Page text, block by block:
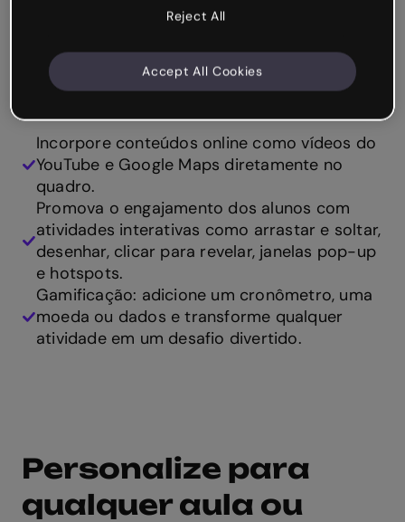
permitindo que os alunos cliquem e façam as
um único link, então você não precisa se
preocupar que os alunos se percam ou se
Incorpore conteúdos online como vídeos do
YouTube e Google Maps diretamente no
quadro.
Promova o engajamento dos alunos com
atividades interativas como arrastar e soltar,
desenhar, clicar para revelar, janelas pop-up
e hotspots.
Gamificação: adicione um cronômetro, uma
moeda ou dados e transforme qualquer
atividade em um desafio divertido.
Personalize para
qualquer aula ou
Reject All
Accept All Cookies